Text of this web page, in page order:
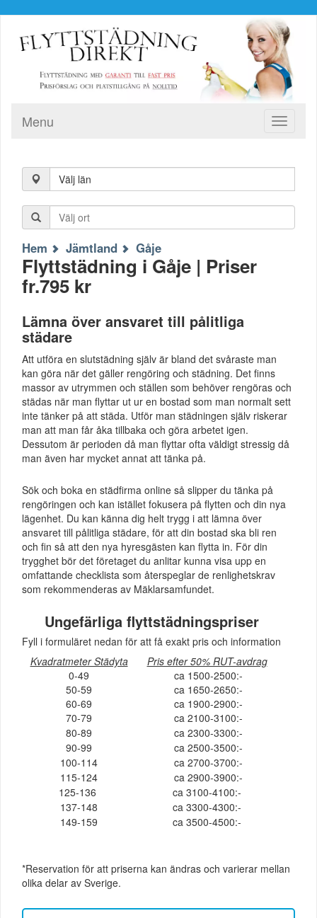
Toggle
Menu
Välj län
Hem Jämtland Gåje
Flyttstädning i Gåje | Priser
fr.795 kr
Lämna över ansvaret till pålitliga
städare
Att utföra en slutstädning själv är bland det svåraste man
kan göra när det gäller rengöring och städning. Det finns
massor av utrymmen och ställen som behöver rengöras och
städas när man flyttar ut ur en bostad som man normalt sett
inte tänker på att städa. Utför man städningen själv riskerar
man att man får åka tillbaka och göra arbetet igen.
Dessutom är perioden då man flyttar ofta väldigt stressig då
man även har mycket annat att tänka på.
Sök och boka en städfirma online så slipper du tänka på
rengöringen och kan istället fokusera på flytten och din nya
lägenhet. Du kan känna dig helt trygg i att lämna över
ansvaret till pålitliga städare, för att din bostad ska bli ren
och fin så att den nya hyresgästen kan flytta in. För din
trygghet bör det företaget du anlitar kunna visa upp en
omfattande checklista som återspeglar de renlighetskrav
som rekommenderas av Mäklarsamfundet.
Ungefärliga flyttstädningspriser
Fyll i formuläret nedan för att få exakt pris och information
Kvadratmeter Städyta
Pris efter 50% RUT-avdrag
0-49
ca 1500-2500:-
50-59
ca 1650-2650:-
60-69
ca 1900-2900:-
70-79
ca 2100-3100:-
80-89
ca 2300-3300:-
90-99
ca 2500-3500:-
100-114
ca 2700-3700:-
115-124
ca 2900-3900:-
125-136
ca 3100-4100:-
137-148
ca 3300-4300:-
149-159
ca 3500-4500:-
*Reservation för att priserna kan ändras och varierar mellan
olika delar av Sverige.